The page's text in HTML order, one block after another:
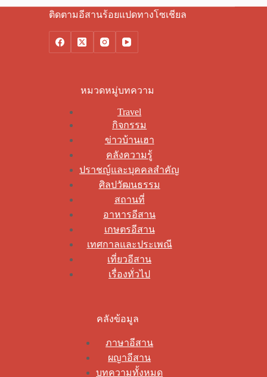
ติดตามอีสานร้อยแปดทางโซเชียล
หมวดหมู่บทความ
Travel
กิจกรรม
ข่าวบ้านเฮา
คลังความรู้
ปราชญ์และบุคคลสำคัญ
ศิลปวัฒนธรรม
สถานที่
อาหารอีสาน
เกษตรอีสาน
เทศกาลและประเพณี
เที่ยวอีสาน
เรื่องทั่วไป
คลังข้อมูล
ภาษาอีสาน
ผญาอีสาน
บทความทั้งหมด